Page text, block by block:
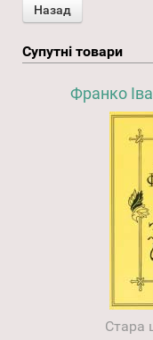
Супутні товари
Франко
Стара